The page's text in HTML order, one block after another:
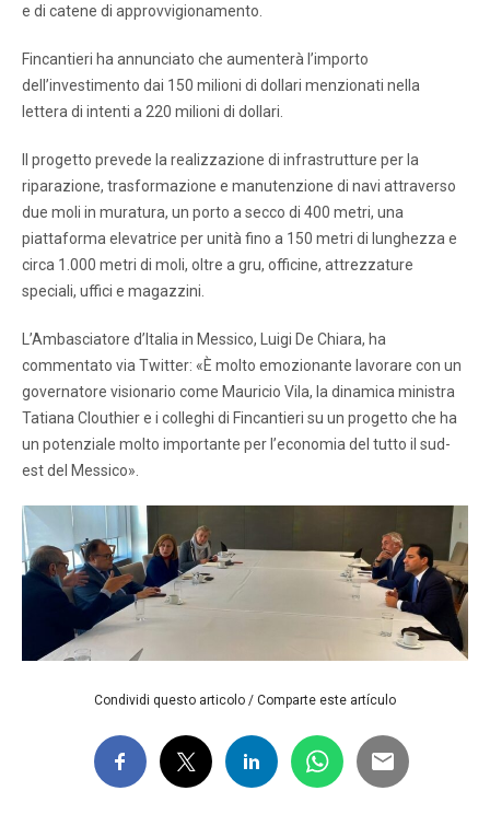
e di catene di approvvigionamento.
Fincantieri ha annunciato che aumenterà l’importo
dell’investimento dai 150 milioni di dollari menzionati nella
lettera di intenti a 220 milioni di dollari.
Il progetto prevede la realizzazione di infrastrutture per la
riparazione, trasformazione e manutenzione di navi attraverso
due moli in muratura, un porto a secco di 400 metri, una
piattaforma elevatrice per unità fino a 150 metri di lunghezza e
circa 1.000 metri di moli, oltre a gru, officine, attrezzature
speciali, uffici e magazzini.
L’Ambasciatore d’Italia in Messico, Luigi De Chiara, ha
commentato via Twitter: «È molto emozionante lavorare con un
governatore visionario come Mauricio Vila, la dinamica ministra
Tatiana Clouthier e i colleghi di Fincantieri su un progetto che ha
un potenziale molto importante per l’economia del tutto il sud-
est del Messico».
Condividi questo articolo / Comparte este artículo